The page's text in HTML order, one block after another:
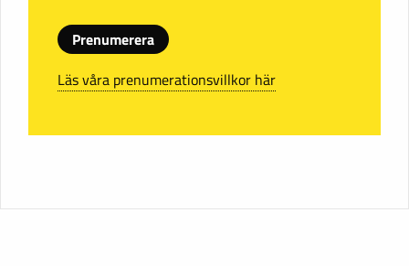
Prenumerera
Läs våra prenumerationsvillkor här